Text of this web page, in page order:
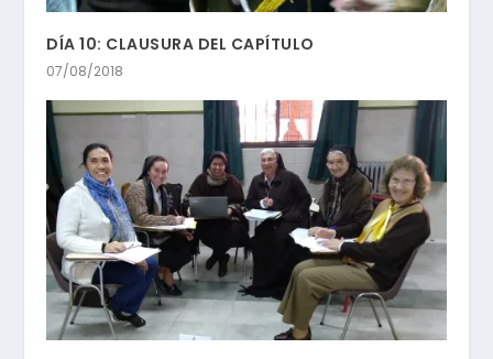
DÍA 10: CLAUSURA DEL CAPÍTULO
07/08/2018